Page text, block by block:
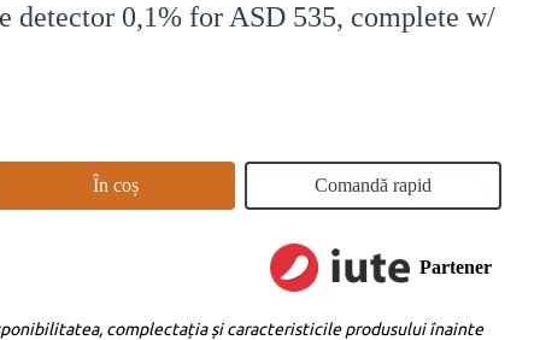
detector 0,1% for ASD 535, complete w/
În coș Comandă rapid
Partener
complectația și caracteristicile produsului înainte